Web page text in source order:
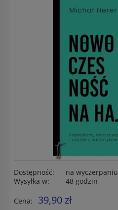
Dostępność:
na wyczerpaniu
Wysyłka w:
48 godzin
Cena: 39,90 zł